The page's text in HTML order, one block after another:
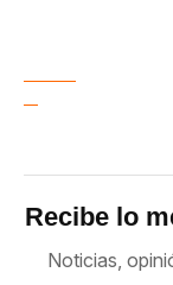
Recibe lo
Noticias,